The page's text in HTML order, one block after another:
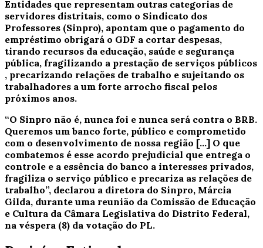
Entidades que representam outras categorias de
servidores distritais, como o Sindicato dos
Professores (Sinpro), apontam que o pagamento do
empréstimo obrigará o GDF a cortar despesas,
tirando recursos da educação, saúde e segurança
pública, fragilizando a prestação de serviços públicos
, precarizando relações de trabalho e sujeitando os
trabalhadores a um forte arrocho fiscal pelos
próximos anos.
“O Sinpro não é, nunca foi e nunca será contra o BRB.
Queremos um banco forte, público e comprometido
com o desenvolvimento de nossa região [...] O que
combatemos é esse acordo prejudicial que entrega o
controle e a essência do banco a interesses privados,
fragiliza o serviço público e precariza as relações de
trabalho”, declarou a diretora do Sinpro, Márcia
Gilda, durante uma reunião da Comissão de Educação
e Cultura da Câmara Legislativa do Distrito Federal,
na véspera (8) da votação do PL.